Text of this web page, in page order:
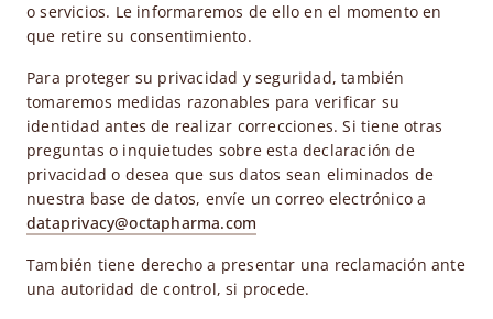
o servicios. Le informaremos de ello en el momento en
que retire su consentimiento.
Para proteger su privacidad y seguridad, también
tomaremos medidas razonables para verificar su
identidad antes de realizar correcciones. Si tiene otras
preguntas o inquietudes sobre esta declaración de
privacidad o desea que sus datos sean eliminados de
nuestra base de datos, envíe un correo electrónico a
dataprivacy@octapharma.com
También tiene derecho a presentar una reclamación ante
una autoridad de control, si procede.